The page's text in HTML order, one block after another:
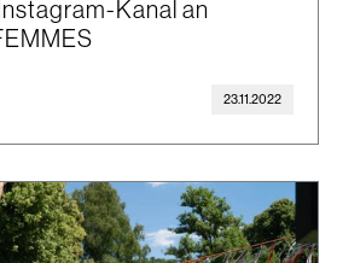
Kanal an
23.11.2022